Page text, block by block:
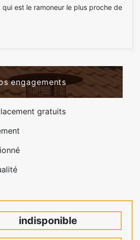
qui est le ramoneur le plus proche de
engagements
gratuits
indisponible